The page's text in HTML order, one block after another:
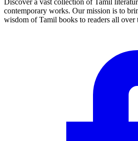
contemporary works. Our mission is to
wisdom of Tamil books to readers all over